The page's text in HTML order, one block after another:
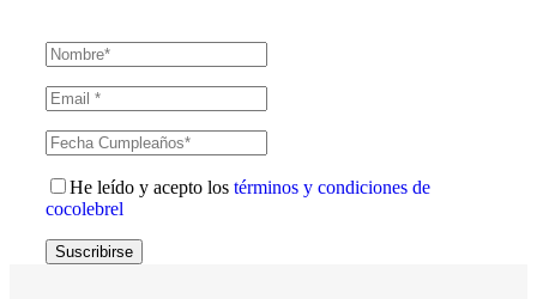
He leído y acepto los términos y condiciones de
cocolebrel
Suscribirse